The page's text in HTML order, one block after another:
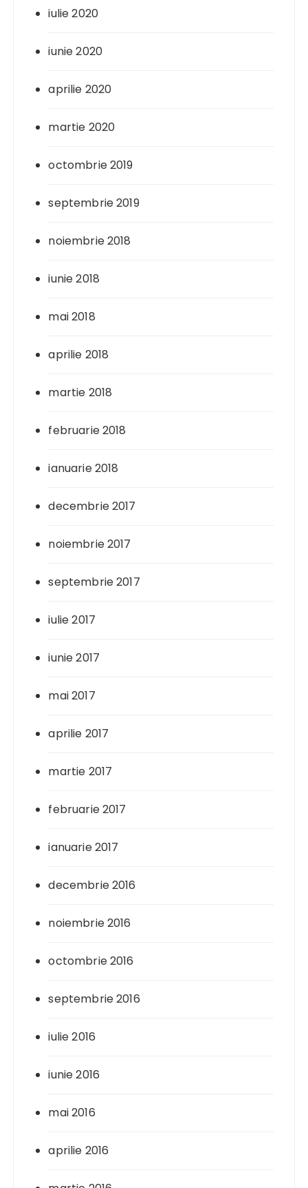
iulie 2020
iunie 2020
aprilie 2020
martie 2020
octombrie 2019
septembrie 2019
noiembrie 2018
iunie 2018
mai 2018
aprilie 2018
martie 2018
februarie 2018
ianuarie 2018
decembrie 2017
noiembrie 2017
septembrie 2017
iulie 2017
iunie 2017
mai 2017
aprilie 2017
martie 2017
februarie 2017
ianuarie 2017
decembrie 2016
noiembrie 2016
octombrie 2016
septembrie 2016
iulie 2016
iunie 2016
mai 2016
aprilie 2016